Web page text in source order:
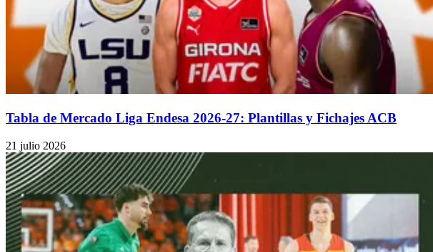
Tabla de Mercado Liga Endesa 2026-27: Plantillas y Fichajes ACB
21 julio 2026